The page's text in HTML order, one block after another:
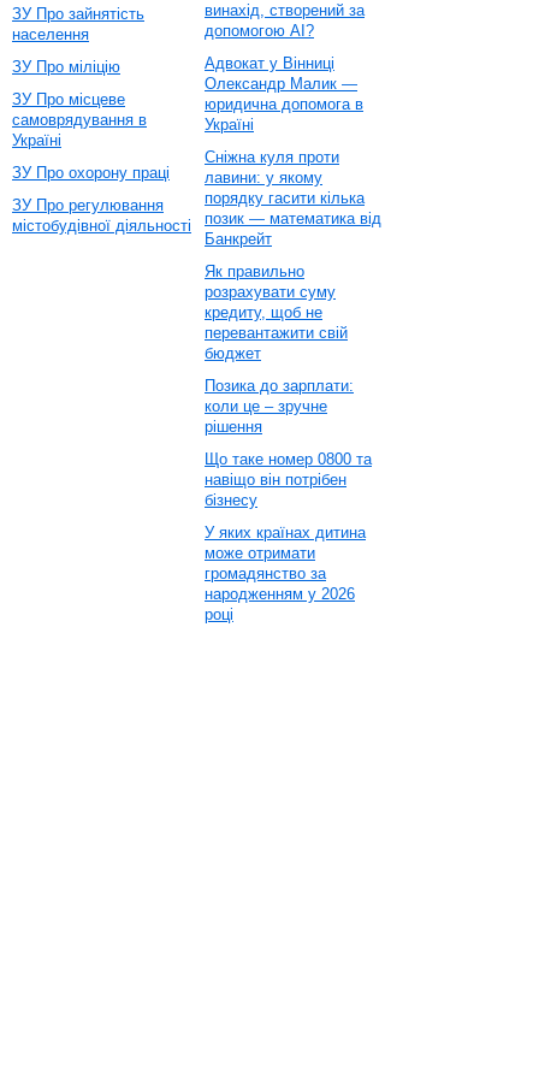
ЗУ Про зайнятість
населення
ЗУ Про міліцію
ЗУ Про місцеве
самоврядування в
Україні
ЗУ Про охорону праці
ЗУ Про регулювання
містобудівної діяльності
винахід, створений за
допомогою AI?
Адвокат у Вінниці
Олександр Малик —
юридична допомога в
Україні
Сніжна куля проти
лавини: у якому
порядку гасити кілька
позик — математика від
Банкрейт
Як правильно
розрахувати суму
кредиту, щоб не
перевантажити свій
бюджет
Позика до зарплати:
коли це – зручне
рішення
Що таке номер 0800 та
навіщо він потрібен
бізнесу
У яких країнах дитина
може отримати
громадянство за
народженням у 2026
році